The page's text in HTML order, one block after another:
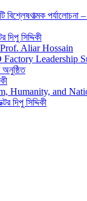
পর্যালোচনা
সিদ্দিকী
Aliar Hossain
Leadership
Humanity, and
দিপু সিদ্দিকী